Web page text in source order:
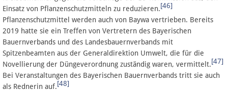
Einsatz von Pflanzenschutzmitteln zu reduzieren.[46]
Pflanzenschutzmittel werden auch von Baywa vertrieben. Bereits
2019 hatte sie ein Treffen von Vertretern des Bayerischen
Bauernverbands und des Landesbauernverbands mit
Spitzenbeamten aus der Generaldirektion Umwelt, die für die
Novellierung der Düngeverordnung zuständig waren, vermittelt.[47]
Bei Veranstaltungen des Bayerischen Bauernverbands tritt sie auch
als Rednerin auf.[48]